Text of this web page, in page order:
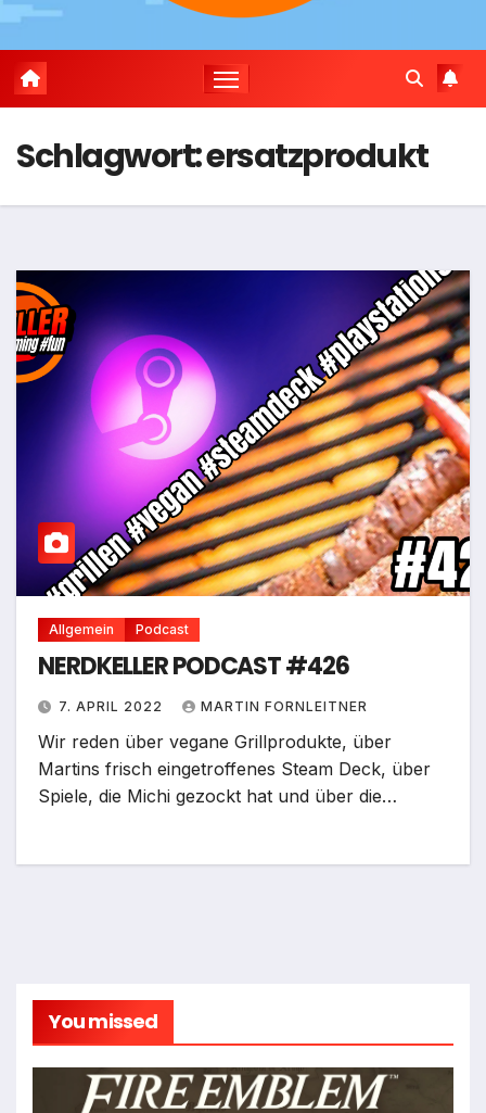
Schlagwort:ersatzprodukt
Allgemein Podcast
NERDKELLER PODCAST #426
7. APRIL 2022 MARTIN FORNLEITNER
Wir reden über vegane Grillprodukte, über
Martins frisch eingetroffenes Steam Deck, über
Spiele, die Michi gezockt hat und über die…
You missed